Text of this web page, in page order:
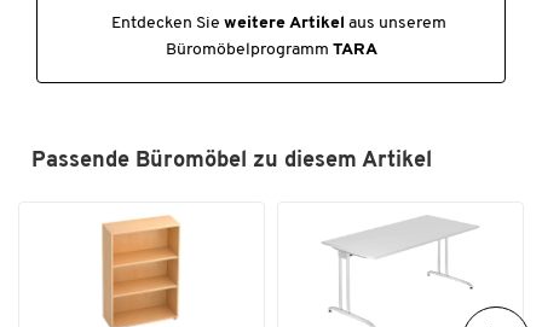
Entdecken Sie weitere Artikel aus unserem
Büromöbelprogramm TARA
Passende Büromöbel zu diesem Artikel